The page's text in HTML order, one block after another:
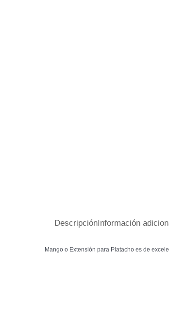
Descripción Información
Mango o Extensión para Platacho es de